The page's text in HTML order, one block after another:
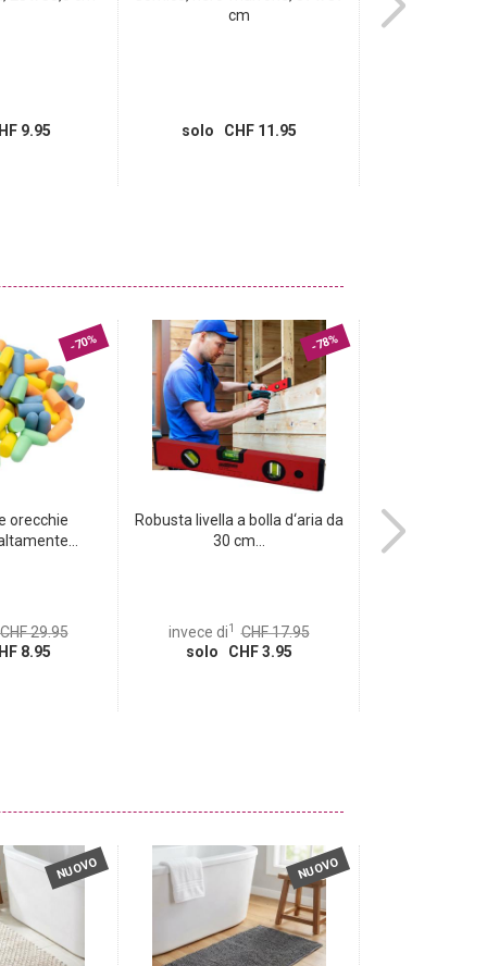
9.95
cm
solo CHF 11.95
-70%
orecchie
CHF 29.95
8.95
-78%
Robusta livella a bolla d‘aria da
30 cm...
invece di1 CHF 17.95
solo CHF 3.95
Acchiappa
NUOVO NUOVO